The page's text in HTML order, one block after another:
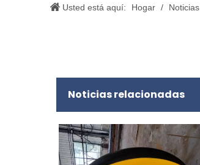
Usted está aquí: Hogar / Noticias
Noticias relacionadas